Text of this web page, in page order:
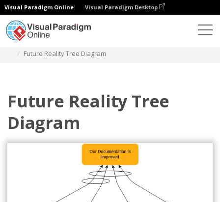
Visual Paradigm Online Visual Paradigm Desktop
Future Reality Tree Diagram
Future Reality Tree
Diagram